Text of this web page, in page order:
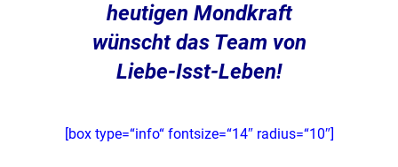
heutigen Mondkraft
wünscht das Team von
Liebe-Isst-Leben!
[box type=“info“ fontsize=“14″ radius=“10″]